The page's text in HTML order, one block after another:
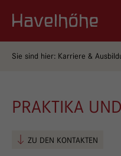
Sie sind hier: Karriere &
PRAKTIKA
ZU DEN KONTAKTEN